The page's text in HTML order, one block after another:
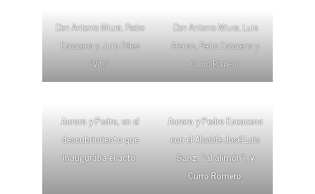
Don Antonio Miura, Pedro
Escacena y Julio Pérez
«Vito».
Don Antonio Miura, Luis
Arenas, Pedro Escacena y
Curro Romero.
Aurora y Pedro, en el
descubrimiento que
inauguraba el acto.
Aurora y Pedro Escacena
con el Alcalde José Luis
Sanz, «al alimón», y
Curro Romero